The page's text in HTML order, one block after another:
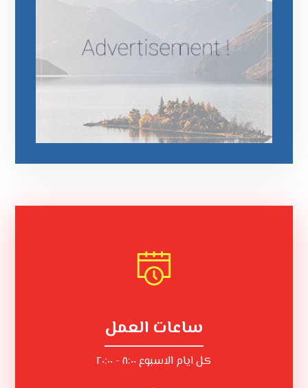
ساعات العمل
كل ايام الاسبوع ٨:٠٠ - ٢٠:٠٠